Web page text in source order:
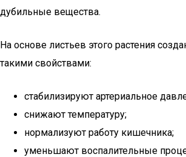
дубильные вещества.
На основе листьев этого растения
такими свойствами:
стабилизируют артериальное
снижают температуру;
нормализуют работу кишечника;
уменьшают воспалительные